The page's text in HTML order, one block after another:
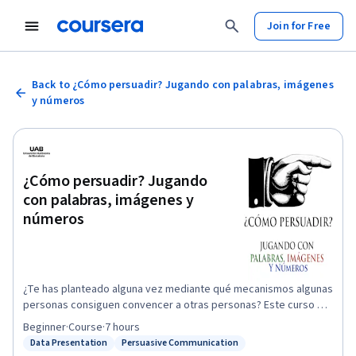
Join for Free
Back to ¿Cómo persuadir? Jugando con palabras, imágenes
y números
¿Cómo persuadir? Jugando
con palabras, imágenes y
números
¿Te has planteado alguna vez mediante qué mecanismos algunas
personas consiguen convencer a otras personas? Este curso da
respuesta a la pregunta y está dirigido a cualquier individuo
interesado por los mecanismos de la argumentación en el siglo
Data Presentation Persuasive Communication
Beginner·Course·7 hours